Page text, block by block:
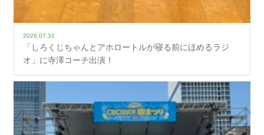
2026.07.31
「しろくじちゃんとアホロートルが寝る前にほめるラジ
オ」に寺澤コーチ出演！